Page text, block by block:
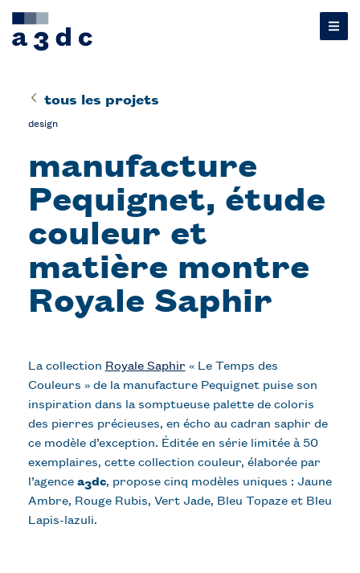
tous les projets
design
manufacture
Pequignet, étude
couleur et
matière montre
Royale Saphir
La collection Royale Saphir « Le Temps des
Couleurs » de la manufacture Pequignet puise son
inspiration dans la somptueuse palette de coloris
des pierres précieuses, en écho au cadran saphir de
ce modèle d’exception. Éditée en série limitée à 50
exemplaires, cette collection couleur, élaborée par
l’agencea3dc, propose cinq modèles uniques : Jaune
Ambre, Rouge Rubis, Vert Jade, Bleu Topaze et Bleu
Lapis-lazuli.